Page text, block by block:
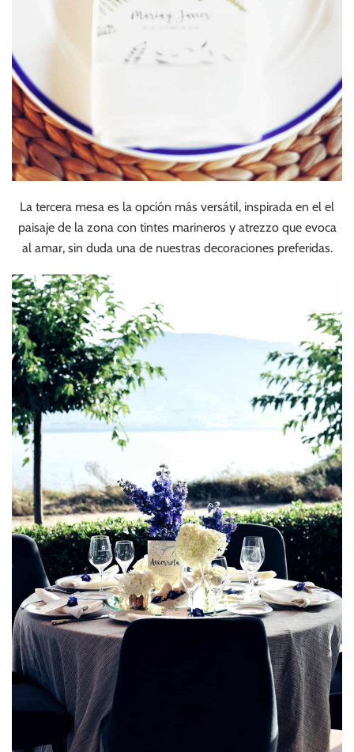
La tercera mesa es la opción más versátil, inspirada en el el
paisaje de la zona con tintes marineros y atrezzo que evoca
al amar, sin duda una de nuestras decoraciones preferidas.